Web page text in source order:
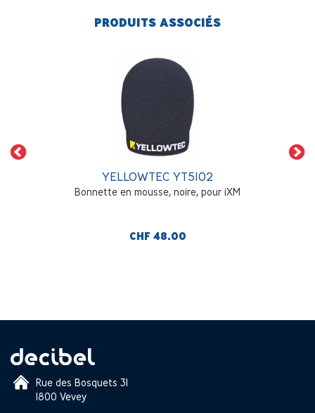
PRODUITS ASSOCIÉS
YELLOWTEC YT5102
Bonnette en mousse, noire, pour iXM
CHF 48.00
Rue des Bosquets 31
1800 Vevey